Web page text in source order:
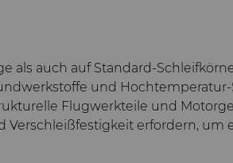
als auch auf Standard-
und
Flugwerkteile und
Verschleißfestigkeit erfordern,